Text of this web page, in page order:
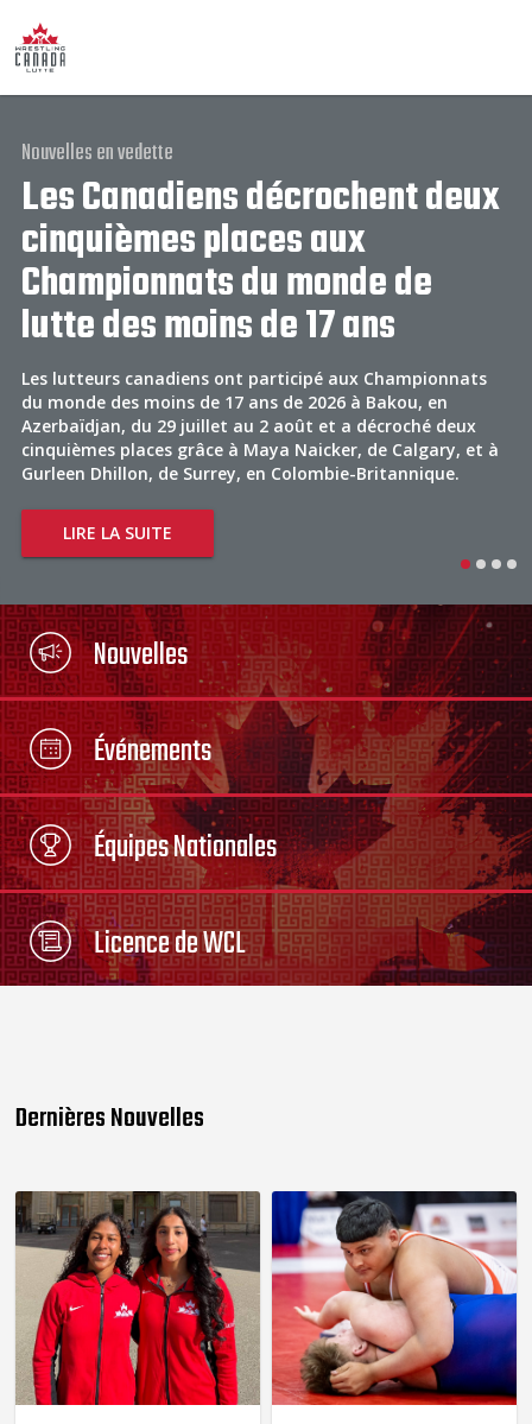
Nouvelles en vedette
Les Canadiens décrochent deux
cinquièmes places aux
Championnats du monde de
lutte des moins de 17 ans
Les lutteurs canadiens ont participé aux Championnats
du monde des moins de 17 ans de 2026 à Bakou, en
Azerbaïdjan, du 29 juillet au 2 août et a décroché deux
cinquièmes places grâce à Maya Naicker, de Calgary, et à
Gurleen Dhillon, de Surrey, en Colombie-Britannique.
LIRE LA SUITE
Nouvelles
Événements
Équipes Nationales
Licence de WCL
Dernières Nouvelles